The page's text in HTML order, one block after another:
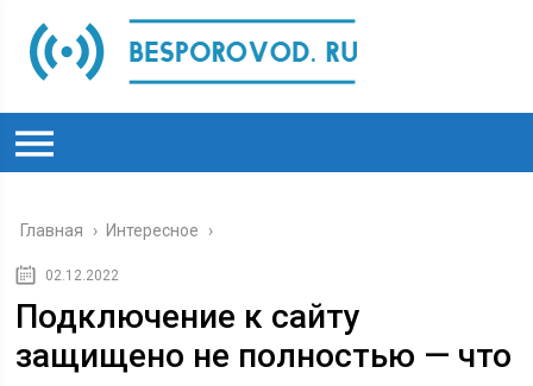
Главная › Интересное ›
02.12.2022
Подключение к сайту
защищено не полностью — что